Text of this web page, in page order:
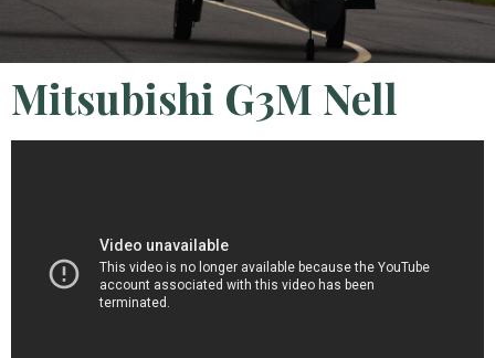
Mitsubishi G3M Nell